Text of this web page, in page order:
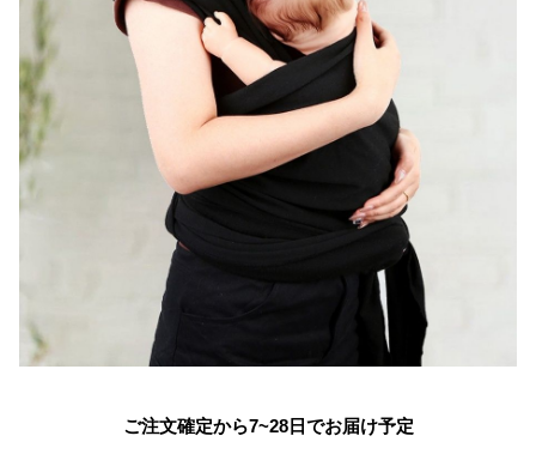
ご注文確定から7~28日でお届け予定